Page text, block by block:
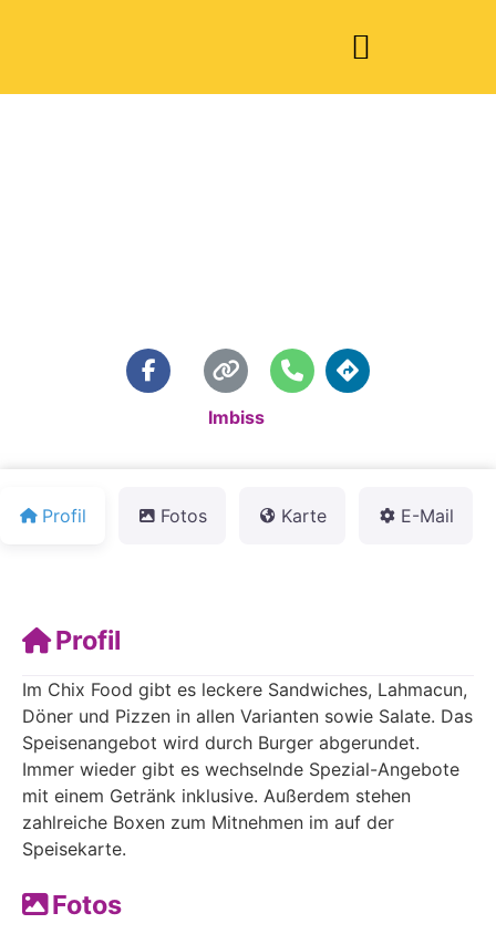
Imbiss
Profil Fotos Karte E-Mail
Profil
Im Chix Food gibt es leckere Sandwiches, Lahmacun,
Döner und Pizzen in allen Varianten sowie Salate. Das
Speisenangebot wird durch Burger abgerundet.
Immer wieder gibt es wechselnde Spezial-Angebote
mit einem Getränk inklusive. Außerdem stehen
zahlreiche Boxen zum Mitnehmen im auf der
Speisekarte.
Fotos